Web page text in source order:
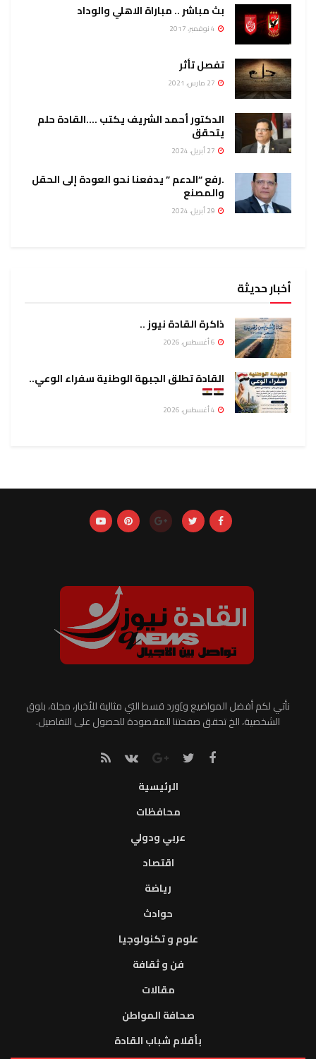
بث مباشر .. مباراة الاهلي والوداد
تفصل تأثر
الدكتور أحمد الشريف يكتب ….القادة حلم
يتحقق
.رفع “الدعم ” يدفعنا نحو العودة إلى الحقل
والمصنع
أخبار حديثة
ذاكرة القادة نيوز ..
القادة تطلق الجبهة الوطنية سفراء الوعي..
نأتي لكم أفضل المواضيع و]ورد قسط التي مثالية للأخبار، مجلة، بلوق
الشخصية، الخ تحقق صفحتنا المقصودة للحصول على التفاصيل.
الرئيسية
محافظات
عربي ودولي
اقتصاد
رياضة
حوادث
علوم و تكنولوجيا
فن و ثقافة
مقالات
صحافة المواطن
بأقلام شباب القادة